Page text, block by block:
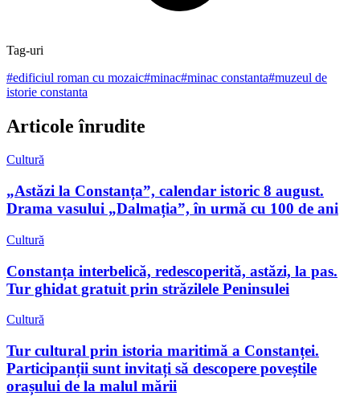
Tag-uri
#edificiul roman cu mozaic#minac#minac constanta#muzeul de
istorie constanta
Articole înrudite
Cultură
„Astăzi la Constanța”, calendar istoric 8 august.
Drama vasului „Dalmația”, în urmă cu 100 de ani
Cultură
Constanța interbelică, redescoperită, astăzi, la pas.
Tur ghidat gratuit prin străzilele Peninsulei
Cultură
Tur cultural prin istoria maritimă a Constanței.
Participanții sunt invitați să descopere poveștile
orașului de la malul mării